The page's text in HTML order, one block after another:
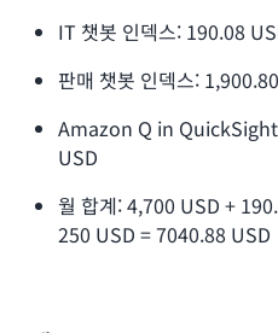
IT 챗봇 인덱스: 190.08
판매 챗봇 인덱스:
Amazon Q in QuickSight
USD
월 합계: 4,700 USD +
250 USD = 7040.88 USD